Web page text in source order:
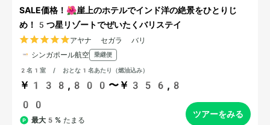
SALE価格！🌺崖上のホテルでインド洋の絶景をひとりじ
め！5つ星リゾートでぜいたくバリステイ
アヤナ セガラ バリ
シンガポール航空
乗継便
2名1室 / おとな1名あたり（燃油込み）
￥138,800〜￥356,8
00
最大5% たまる
ツアーをみる